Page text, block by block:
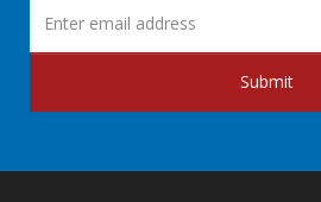
Submit